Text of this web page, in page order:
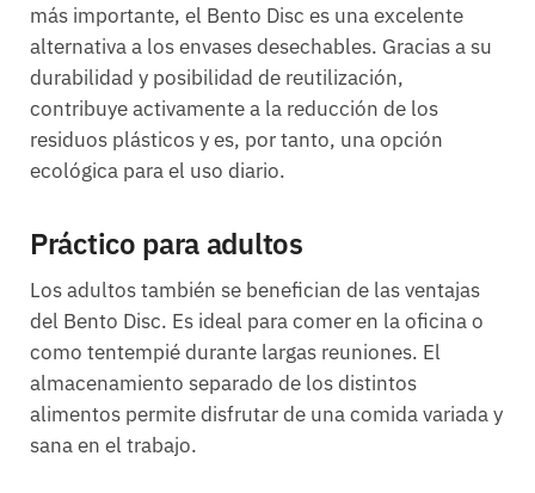
más importante, el Bento Disc es una excelente
alternativa a los envases desechables. Gracias a su
durabilidad y posibilidad de reutilización,
contribuye activamente a la reducción de los
residuos plásticos y es, por tanto, una opción
ecológica para el uso diario.
Práctico para adultos
Los adultos también se benefician de las ventajas
del Bento Disc. Es ideal para comer en la oficina o
como tentempié durante largas reuniones. El
almacenamiento separado de los distintos
alimentos permite disfrutar de una comida variada y
sana en el trabajo.